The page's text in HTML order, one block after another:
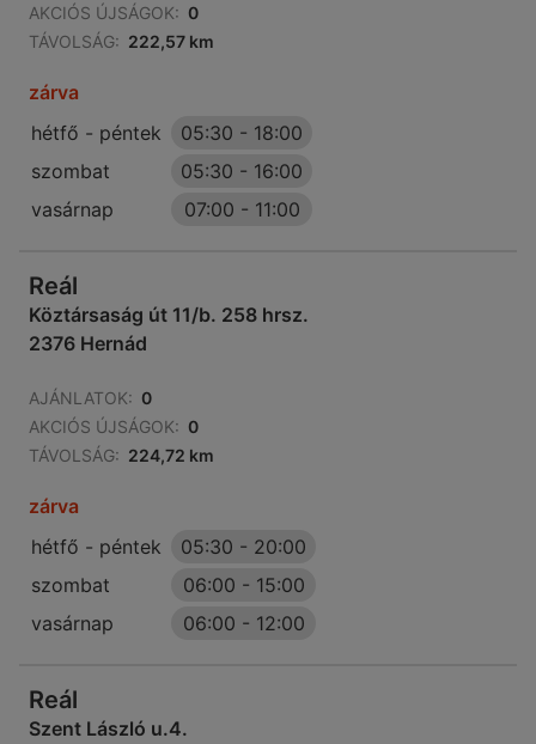
AKCIÓS ÚJSÁGOK: 0
TÁVOLSÁG: 222,57 km
zárva
hétfő - péntek
05:30 - 18:00
szombat
05:30 - 16:00
vasárnap
07:00 - 11:00
Reál
Köztársaság út 11/b. 258 hrsz.
2376 Hernád
AJÁNLATOK: 0
AKCIÓS ÚJSÁGOK: 0
TÁVOLSÁG: 224,72 km
zárva
hétfő - péntek
05:30 - 20:00
szombat
06:00 - 15:00
vasárnap
06:00 - 12:00
Reál
Szent László u.4.